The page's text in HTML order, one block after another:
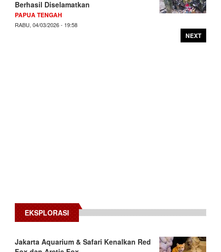
Berhasil Diselamatkan
PAPUA TENGAH
RABU, 04/03/2026 - 19:58
NEXT
EKSPLORASI
Jakarta Aquarium & Safari Kenalkan Red